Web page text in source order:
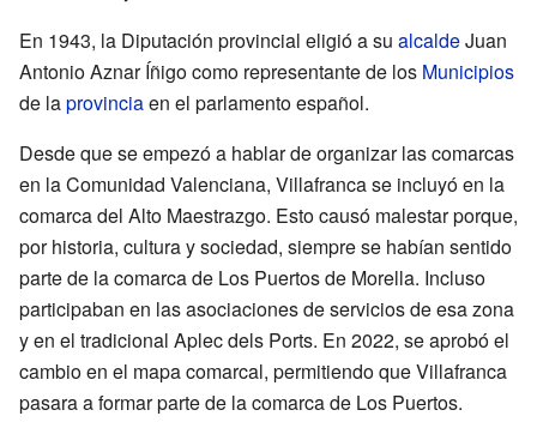
En 1943, la Diputación provincial eligió a su alcaldeJuan
Antonio Aznar Íñigo como representante de los Municipios
de laprovinciaen el parlamento español.
Desde que se empezó a hablar de organizar las comarcas
en la Comunidad Valenciana, Villafranca se incluyó en la
comarca del Alto Maestrazgo. Esto causó malestar porque,
por historia, cultura y sociedad, siempre se habían sentido
parte de la comarca de Los Puertos de Morella. Incluso
participaban en las asociaciones de servicios de esa zona
y en el tradicional Aplec dels Ports. En 2022, se aprobó el
cambio en el mapa comarcal, permitiendo que Villafranca
pasara a formar parte de la comarca de Los Puertos.